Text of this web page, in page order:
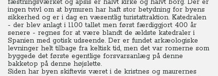
fæstningsværket og apsis er halvt kirke og halvt borg. Der er
ingen tvivl om at bymuren har haft stor betydning for byens
sikkerhed og er i dag en væsentlig turistattraktion. Katedralen
- der blev anlagt i 1100 tallet men først færdiggjort 400 år
senere - regnes for at være blandt de ældste katedraler i
Spanien med gotisk udseende. Der er fundet arkæologiske
levninger helt tilbage fra keltisk tid, men det var romerne som
byggede det første egentlige forsvarsanlæg på denne
bakketop på denne højslette.
Siden har byen skiftevis været i de kristnes og maurernes